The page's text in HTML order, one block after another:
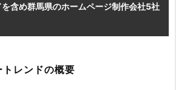
含め群馬県のホームページ制作会社5社
レンドの概要